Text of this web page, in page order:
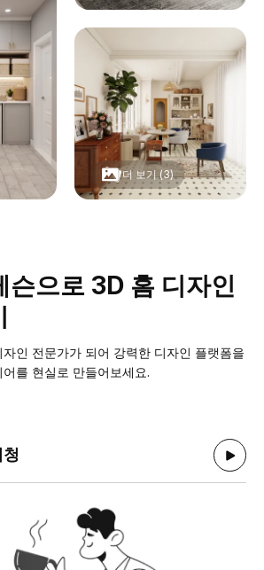
더 보기 (3)
슨으로 3D 홈 디자인
인 전문가가 되어 강력한 디자인 플랫폼을
를 현실로 만들어보세요.